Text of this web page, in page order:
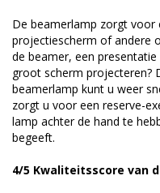
De beamerlamp zorgt voor
projectiescherm of andere
de beamer, een
groot scherm projecteren?
beamerlamp kunt u weer
zorgt u voor een reserve-
lamp achter de hand te
begeeft.
4/5 Kwaliteitsscore van